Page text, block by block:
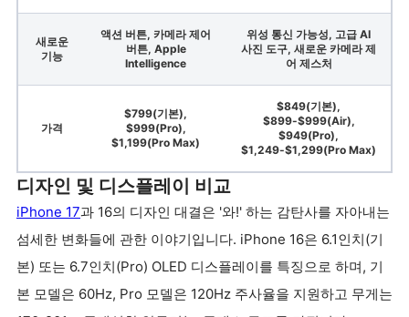
새로운
기능
액션 버튼, 카메라 제어
버튼, Apple
Intelligence
위성 통신 가능성, 고급 AI
사진 도구, 새로운 카메라 제
어 제스처
가격
$799(기본),
$999(Pro),
$1,199(Pro Max)
$849(기본),
$899-$999(Air),
$949(Pro),
$1,249-$1,299(Pro Max)
디자인 및 디스플레이 비교
iPhone 17과 16의 디자인 대결은 '와!' 하는 감탄사를 자아내는
섬세한 변화들에 관한 이야기입니다. iPhone 16은 6.1인치(기
본) 또는 6.7인치(Pro) OLED 디스플레이를 특징으로 하며, 기
본 모델은 60Hz, Pro 모델은 120Hz 주사율을 지원하고 무게는